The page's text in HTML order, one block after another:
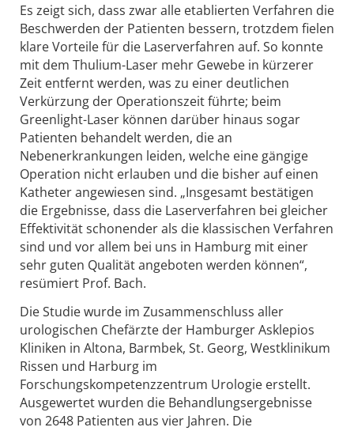
Es zeigt sich, dass zwar alle etablierten Verfahren die
Beschwerden der Patienten bessern, trotzdem fielen
klare Vorteile für die Laserverfahren auf. So konnte
mit dem Thulium-Laser mehr Gewebe in kürzerer
Zeit entfernt werden, was zu einer deutlichen
Verkürzung der Operationszeit führte; beim
Greenlight-Laser können darüber hinaus sogar
Patienten behandelt werden, die an
Nebenerkrankungen leiden, welche eine gängige
Operation nicht erlauben und die bisher auf einen
Katheter angewiesen sind. „Insgesamt bestätigen
die Ergebnisse, dass die Laserverfahren bei gleicher
Effektivität schonender als die klassischen Verfahren
sind und vor allem bei uns in Hamburg mit einer
sehr guten Qualität angeboten werden können“,
resümiert Prof. Bach.
Die Studie wurde im Zusammenschluss aller
urologischen Chefärzte der Hamburger Asklepios
Kliniken in Altona, Barmbek, St. Georg, Westklinikum
Rissen und Harburg im
Forschungskompetenzzentrum Urologie erstellt.
Ausgewertet wurden die Behandlungsergebnisse
von 2648 Patienten aus vier Jahren. Die